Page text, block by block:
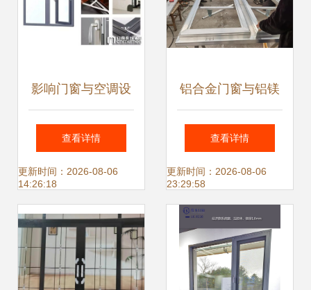
影响门窗与空调设
备使用寿命的关键
因素
查看详情
更新时间：2026-08-06
14:26:18
铝合金门窗与铝镁
锰金属屋面 现代建
筑的高端解决方案
查看详情
更新时间：2026-08-06
23:29:58